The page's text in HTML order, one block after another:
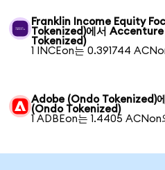
Franklin Income Equity
Tokenized)에서
Tokenized)
1 INCEon는 0.391744
Adobe (Ondo Tokenized)
(Ondo Tokenized)
1 ADBEon는 1.4405 ACNon